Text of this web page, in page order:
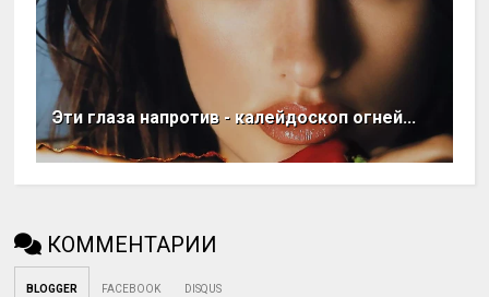
Эти глаза напротив - калейдоскоп огней...
КОММЕНТАРИИ
BLOGGER FACEBOOK DISQUS